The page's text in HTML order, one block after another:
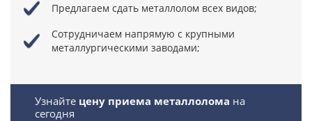
Предлагаем сдать металлолом всех видов;
Сотрудничаем напрямую с крупными
металлургическими заводами;
Узнайте цену приема металлолома на
сегодня